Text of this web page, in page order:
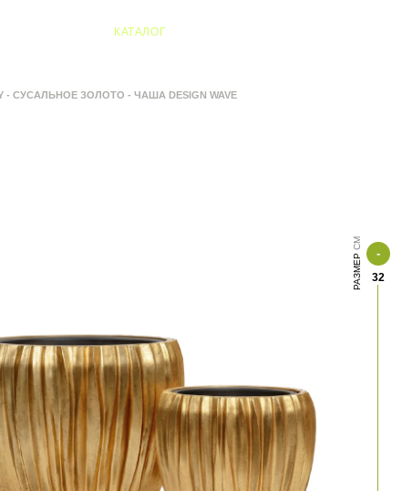
КАТАЛОГ
- СУСАЛЬНОЕ ЗОЛОТО - ЧАША DESIGN WAVE
РАЗМЕР 32